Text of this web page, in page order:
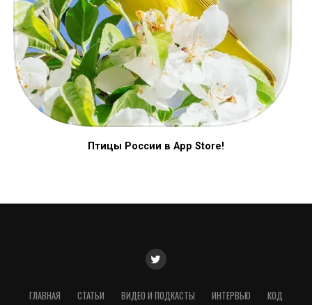
Птицы России в App Store!
ГЛАВНАЯ СТАТЬИ ВИДЕО И ПОДКАСТЫ ИНТЕРВЬЮ
КОД